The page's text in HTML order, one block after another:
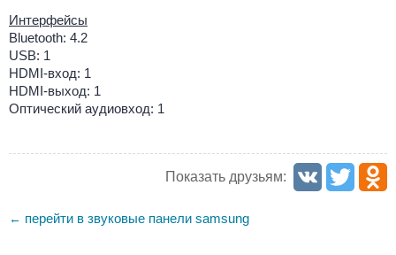
Интерфейсы
Bluetooth: 4.2
USB: 1
HDMI-вход: 1
HDMI-выход: 1
Оптический аудиовход: 1
Показать друзьям:
← перейти в звуковые панели samsung